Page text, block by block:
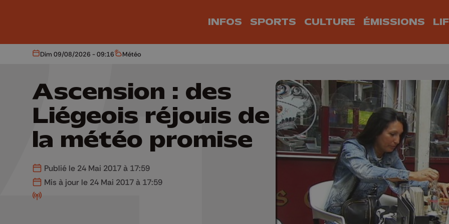
INFOS SPORTS CULTURE ÉMISSIONS
Aujourd'hui
Dim 09/08/2026 - 09:16 Météo
Météo
Ascension : des
Liégeois réjouis de
la météo promise
Publié le 24 Mai 2017 à 17:59
Mis à jour le 24 Mai 2017 à 17:59